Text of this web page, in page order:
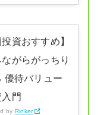
投資おすすめ】
がらがっちり
優待バリュー
門
by Rinker